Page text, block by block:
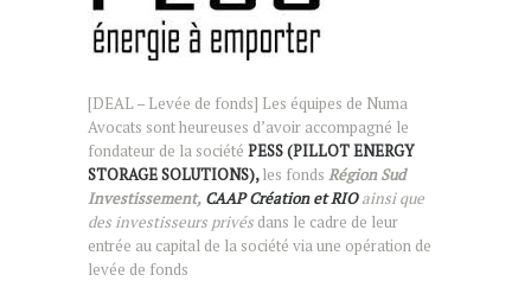
[DEAL – Levée de fonds] Les équipes de Numa
Avocats sont heureuses d’avoir accompagné le
fondateur de la société PESS (PILLOT ENERGY
STORAGE SOLUTIONS),les fonds Région Sud
Investissement, CAAP Création et RIOainsi que
des investisseurs privés dans le cadre de leur
entrée au capital de la société via une opération de
levée de fonds